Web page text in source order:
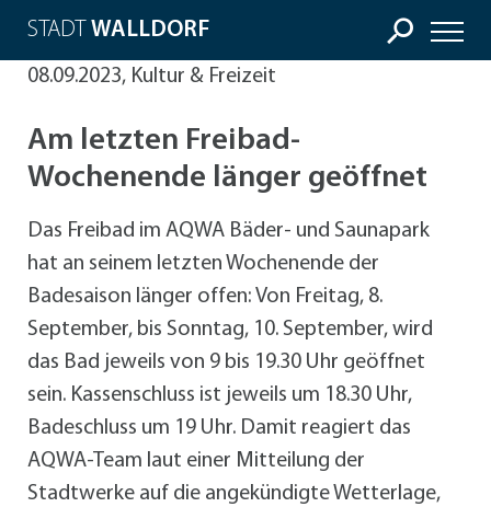
STADT WALLDORF
08.09.2023, Kultur & Freizeit
Am letzten Freibad-
Wochenende länger geöffnet
Das Freibad im AQWA Bäder- und Saunapark
hat an seinem letzten Wochenende der
Badesaison länger offen: Von Freitag, 8.
September, bis Sonntag, 10. September, wird
das Bad jeweils von 9 bis 19.30 Uhr geöffnet
sein. Kassenschluss ist jeweils um 18.30 Uhr,
Badeschluss um 19 Uhr. Damit reagiert das
AQWA-Team laut einer Mitteilung der
Stadtwerke auf die angekündigte Wetterlage,